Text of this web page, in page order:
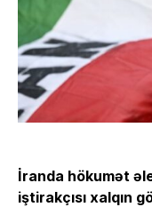
İranda hökumət
iştirakçısı xalqın